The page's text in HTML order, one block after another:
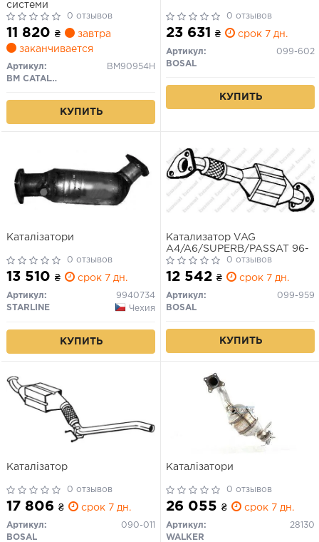
системи
0 отзывов
11 820 ₴
завтра
заканчивается
Артикул:
BM90954H
BM CATALYSTS
КУПИТЬ
0 отзывов
23 631 ₴ срок 7 дн.
Артикул:
099-602
BOSAL
КУПИТЬ
Каталізатори
0 отзывов
13 510 ₴ срок 7 дн.
Артикул:
9940734
STARLINE
Чехия
КУПИТЬ
Катализатор VAG
A4/A6/SUPERB/PASSAT 96-
0 отзывов
12 542 ₴ срок 7 дн.
Артикул:
099-959
BOSAL
КУПИТЬ
Каталізатор
0 отзывов
17 806 ₴ срок 7 дн.
Артикул:
090-011
BOSAL
Каталізатори
0 отзывов
26 055 ₴ срок 7 дн.
Артикул:
28130
WALKER